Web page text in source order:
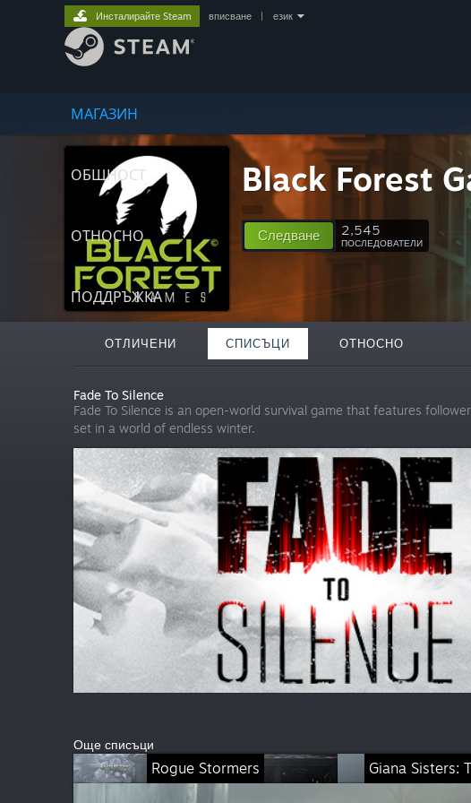
МАГАЗИН
ОБЩНОСТ
ОТНОСНО
ПОДДРЪЖКА
Инсталирайте Steam вписване език
Black Forest
Следване 2,545
ПОСЛЕДОВАТЕЛИ
ОТЛИЧЕНИ СПИСЪЦИ ОТНОСНО
Fade To Silence
Fade To Silence is an open-world survival game that features
set in a world of endless winter.
Още списъци
Rogue Stormers Giana Sisters: